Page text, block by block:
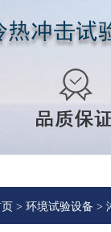
> 环境试验设备 >